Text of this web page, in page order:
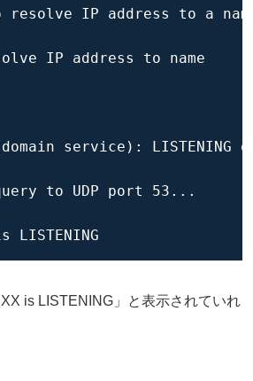
resolve IP address to a
IP address to name
service): LISTENING or
to UDP port 53...
LISTENING
is LISTENING」と表示されていれ